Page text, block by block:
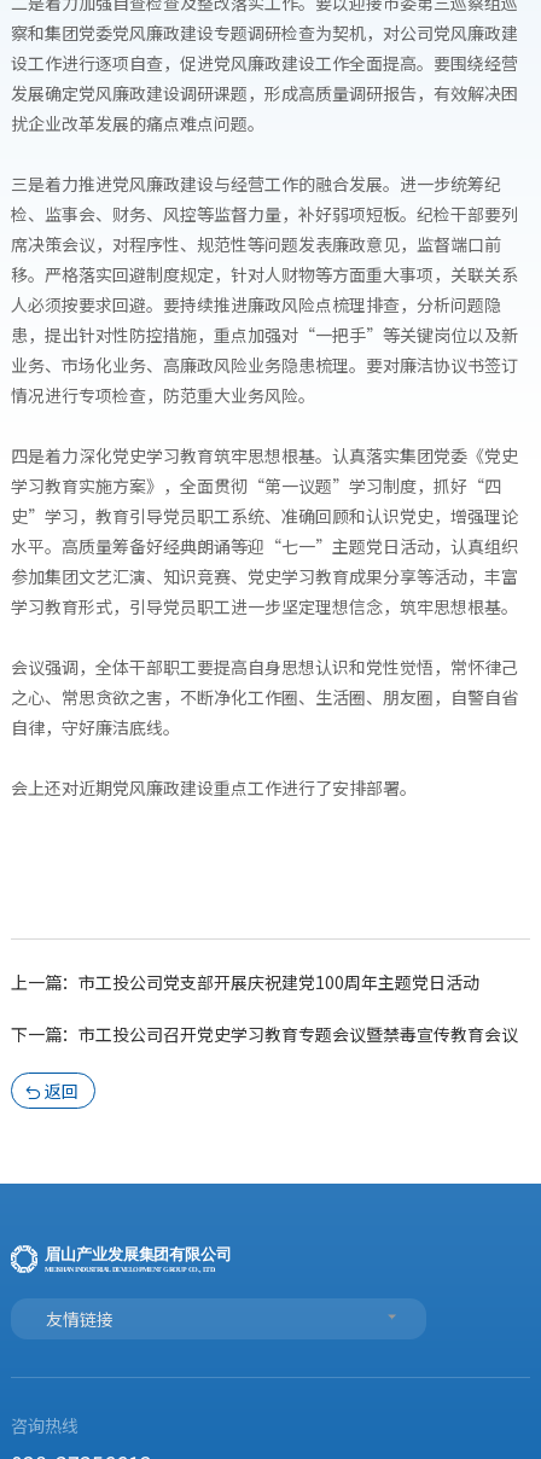
察和集团党委党风廉政建设专题调研检查为契机，对公司党风廉政建
设工作进行逐项自查，促进党风廉政建设工作全面提高。要围绕经营
发展确定党风廉政建设调研课题，形成高质量调研报告，有效解决困
扰企业改革发展的痛点难点问题。
三是着力推进党风廉政建设与经营工作的融合发展。进一步统筹纪
检、监事会、财务、风控等监督力量，补好弱项短板。纪检干部要列
席决策会议，对程序性、规范性等问题发表廉政意见，监督端口前
移。严格落实回避制度规定，针对人财物等方面重大事项，关联关系
人必须按要求回避。要持续推进廉政风险点梳理排查，分析问题隐
患，提出针对性防控措施，重点加强对“一把手”等关键岗位以及新
业务、市场化业务、高廉政风险业务隐患梳理。要对廉洁协议书签订
情况进行专项检查，防范重大业务风险。
四是着力深化党史学习教育筑牢思想根基。认真落实集团党委《党史
学习教育实施方案》，全面贯彻“第一议题”学习制度，抓好“四
史”学习，教育引导党员职工系统、准确回顾和认识党史，增强理论
水平。高质量筹备好经典朗诵等迎“七一”主题党日活动，认真组织
参加集团文艺汇演、知识竞赛、党史学习教育成果分享等活动，丰富
学习教育形式，引导党员职工进一步坚定理想信念，筑牢思想根基。
会议强调，全体干部职工要提高自身思想认识和党性觉悟，常怀律己
之心、常思贪欲之害，不断净化工作圈、生活圈、朋友圈，自警自省
自律，守好廉洁底线。
会上还对近期党风廉政建设重点工作进行了安排部署。
上一篇：市工投公司党支部开展庆祝建党100周年主题党日活动
下一篇：市工投公司召开党史学习教育专题会议暨禁毒宣传教育会议
 返回
友情链接
咨询热线